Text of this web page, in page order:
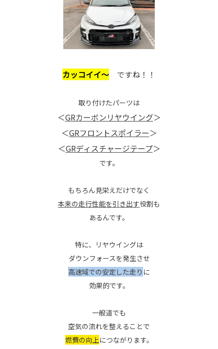
カッコイイ～ ですね！！
取り付けたパーツは
＜GRカーボンリヤウイング＞
＜GRフロントスポイラー＞
＜GRディスチャージテープ＞
です。
もちろん見栄えだけでなく
本来の走行性能を引き出す役割も
あるんです。
特に、リヤウイングは
ダウンフォースを発生させ
高速域での安定した走り に
効果的です。
一般道でも
空気の流れを整えることで
燃費の向上につながります。